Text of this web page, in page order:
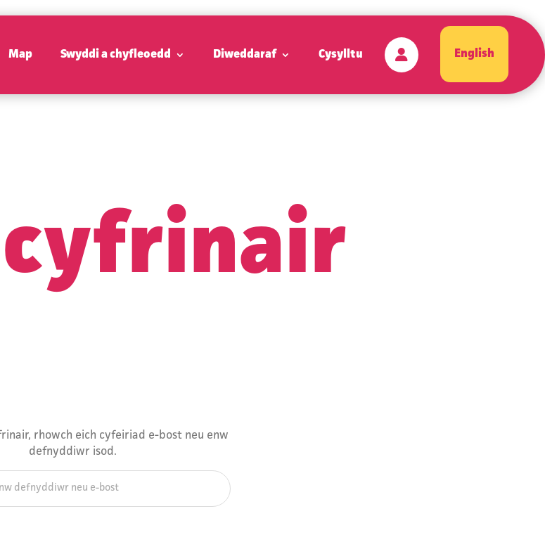
Map Swyddi a chyfleoedd Diweddaraf Cysylltu English
rhowch eich cyfeiriad e-bost neu enw
defnyddiwr isod.